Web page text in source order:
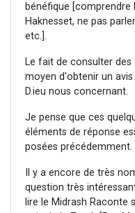
bénéfique [comprendre
Haknesset, ne pas
etc.].
Le fait de consulter des
moyen d'obtenir un
D.ieu nous concernant.
Je pense que ces
éléments de réponse
posées précédemment.
Il y a encore de très
question très
lire le Midrash Raconte